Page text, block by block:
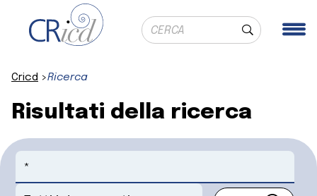
Ricerca globale
Cerca
Cricd Ricerca
Risultati della ricerca
Cerca